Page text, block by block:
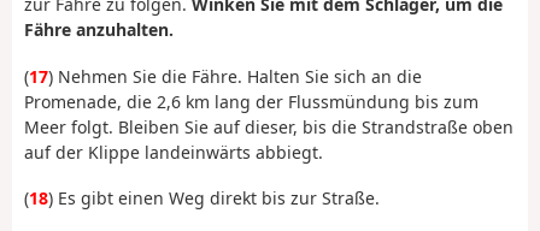
zur Fähre zu folgen. Winken Sie mit dem Schläger, um die
Fähre anzuhalten.
(17) Nehmen Sie die Fähre. Halten Sie sich an die
Promenade, die 2,6 km lang der Flussmündung bis zum
Meer folgt. Bleiben Sie auf dieser, bis die Strandstraße oben
auf der Klippe landeinwärts abbiegt.
(18) Es gibt einen Weg direkt bis zur Straße.